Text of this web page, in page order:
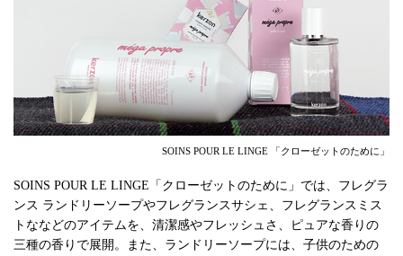
SOINS POUR LE LINGE 「クローゼットのために」
SOINS POUR LE LINGE「クローゼットのために」では、フレグラ
ンス ランドリーソープやフレグランスサシェ、フレグランスミス
トななどのアイテムを、清潔感やフレッシュさ、ピュアな香りの
三種の香りで展開。また、ランドリーソープには、子供のための